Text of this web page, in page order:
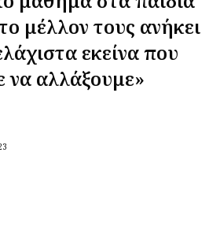
μέλλον τους ανήκει
εκείνα που
να αλλάξουμε»